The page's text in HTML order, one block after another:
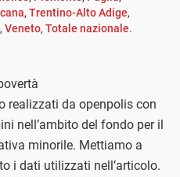
, Trentino-Alto Adige,
, Veneto, Totale nazionale.
realizzati da openpolis con
nell’ambito del fondo per il
minorile. Mettiamo a
i dati utilizzati nell’articolo.